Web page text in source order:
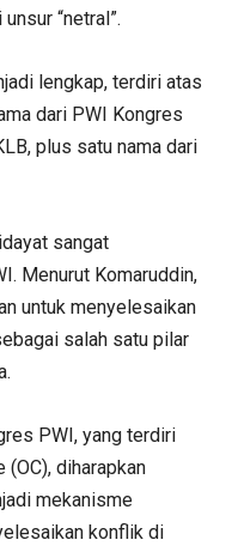
“netral”.
lengkap, terdiri atas
dari PWI Kongres
plus satu nama dari
sangat
Menurut Komaruddin,
untuk menyelesaikan
salah satu pilar
PWI, yang terdiri
diharapkan
mekanisme
konflik di